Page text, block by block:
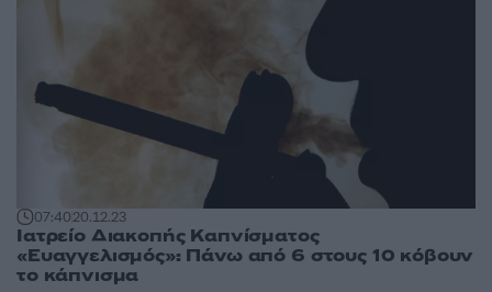
07:4020.12.23
Ιατρείο Διακοπής Καπνίσματος
«Ευαγγελισμός»: Πάνω από 6 στους 10 κόβουν
το κάπνισμα